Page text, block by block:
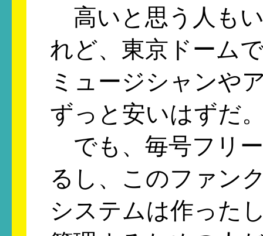
高いと思う人も
れど、東京ドーム
ミュージシャンや
ずっと安いはずだ
でも、毎号フリ
るし、このファン
システムは作った